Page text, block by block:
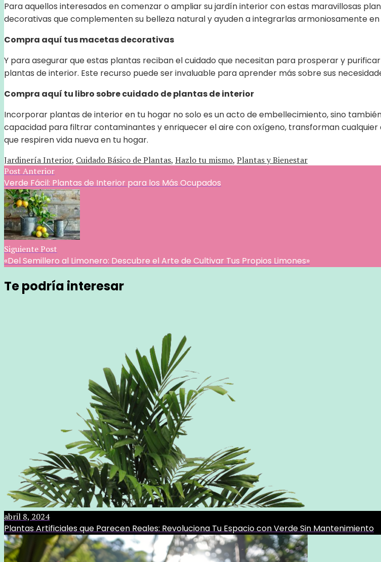
Para aquellos interesados en comenzar o ampliar su jardín interior con estas maravillosas
decorativas que complementen su belleza natural y ayuden a integrarlas armoniosamente en
Compra aquí tus macetas decorativas
Y para asegurar que estas plantas reciban el cuidado que necesitan para prosperar y
plantas de interior. Este recurso puede ser invaluable para aprender más sobre sus
Compra aquí tu libro sobre cuidado de plantas de interior
Incorporar plantas de interior en tu hogar no solo es un acto de embellecimiento, sino
capacidad para filtrar contaminantes y enriquecer el aire con oxígeno, transforman
que respiren vida nueva en tu hogar.
Jardinería Interior, Cuidado Básico de Plantas, Hazlo tu mismo, Plantas y Bienestar
Post Anterior
Verde Fácil: Plantas de Interior para los Más Ocupados
Siguiente Post
«Del Semillero al Limonero: Descubre el Arte de Cultivar Tus Propios Limones»
Te podría interesar
abril 8, 2024
Plantas Artificiales que Parecen Reales: Revoluciona Tu Espacio con Verde Sin Mantenimiento